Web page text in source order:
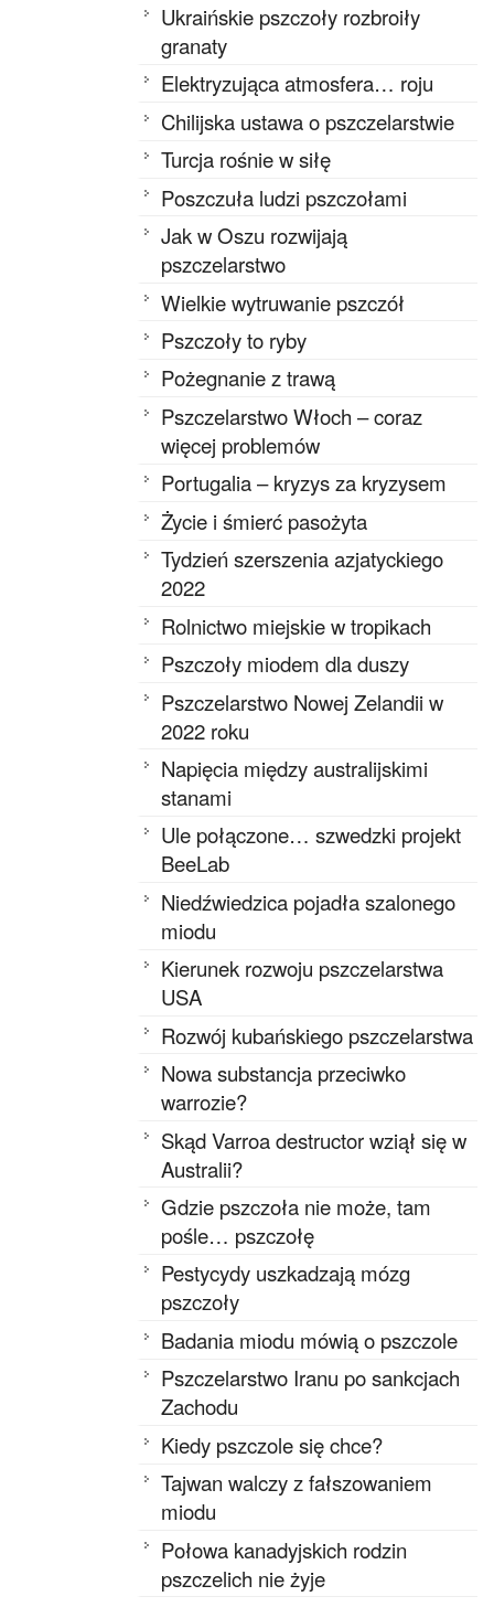
Ukraińskie pszczoły rozbroiły
granaty
Elektryzująca atmosfera… roju
Chilijska ustawa o pszczelarstwie
Turcja rośnie w siłę
Poszczuła ludzi pszczołami
Jak w Oszu rozwijają
pszczelarstwo
Wielkie wytruwanie pszczół
Pszczoły to ryby
Pożegnanie z trawą
Pszczelarstwo Włoch – coraz
więcej problemów
Portugalia – kryzys za kryzysem
Życie i śmierć pasożyta
Tydzień szerszenia azjatyckiego
2022
Rolnictwo miejskie w tropikach
Pszczoły miodem dla duszy
Pszczelarstwo Nowej Zelandii w
2022 roku
Napięcia między australijskimi
stanami
Ule połączone… szwedzki projekt
BeeLab
Niedźwiedzica pojadła szalonego
miodu
Kierunek rozwoju pszczelarstwa
USA
Rozwój kubańskiego pszczelarstwa
Nowa substancja przeciwko
warrozie?
Skąd Varroa destructor wziął się w
Australii?
Gdzie pszczoła nie może, tam
pośle… pszczołę
Pestycydy uszkadzają mózg
pszczoły
Badania miodu mówią o pszczole
Pszczelarstwo Iranu po sankcjach
Zachodu
Kiedy pszczole się chce?
Tajwan walczy z fałszowaniem
miodu
Połowa kanadyjskich rodzin
pszczelich nie żyje